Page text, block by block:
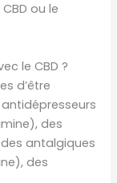
ou le
le CBD ?
d’être
des
antalgiques
des